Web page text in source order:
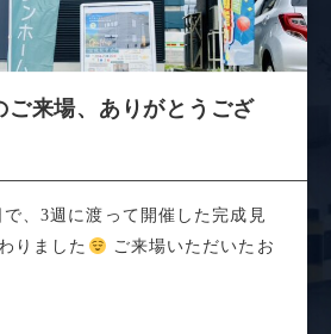
ご来場、ありがとうござ
で、3週に渡って開催した完成見
りました
ご来場いただいたお